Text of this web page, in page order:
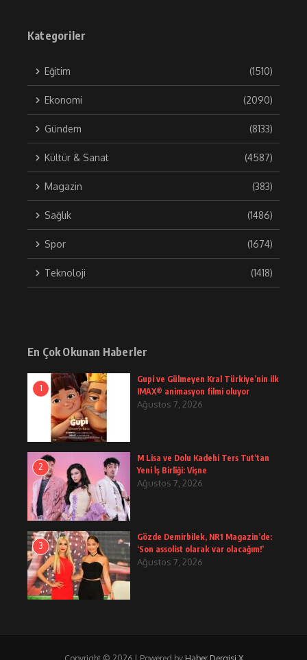
Kategoriler
Eğitim (1510)
Ekonomi (2090)
Gündem (8133)
Kültür & Sanat (4587)
Magazin (383)
Sağlık (1486)
Spor (1674)
Teknoloji (1418)
En Çok Okunan Haberler
1
Gupi ve Gülmeyen Kral Türkiye’nin ilk
IMAX® animasyon filmi oluyor
Ağustos 7, 2026
2
M Lisa ve Dolu Kadehi Ters Tut’tan
Yeni İş Birliği: Vişne
Ağustos 7, 2026
3
Gözde Demirbilek, NR1 Magazin’de:
‘Son assolist olarak var olacağım!’
Ağustos 7, 2026